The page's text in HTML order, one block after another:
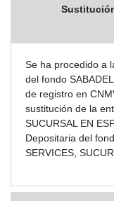
Se ha procedido a
del fondo
de registro en
sustitución de la
SUCURSAL EN
Depositaria del
SERVICES,